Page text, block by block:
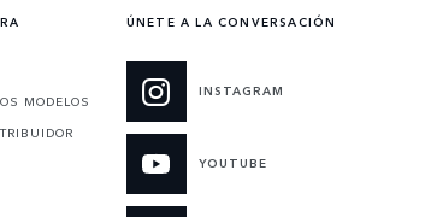
MODELOS
ÚNETE A LA CONVERSACIÓN
INSTAGRAM
YOUTUBE